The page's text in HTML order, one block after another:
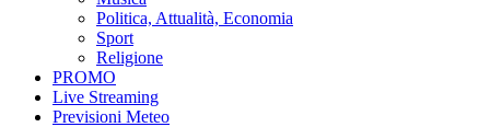
Politica, Attualità, Economia
Sport
Religione
PROMO
Live Streaming
Previsioni Meteo